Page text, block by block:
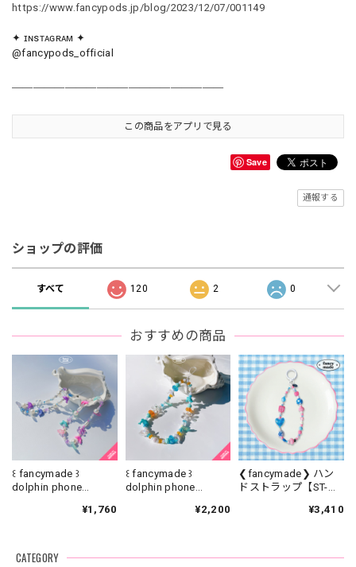
https://www.fancypods.jp/blog/2023/12/07/001149
✦ ɪɴsᴛᴀɢʀᴀᴍ ✦
@fancypods_official
この商品をアプリで見る
Save
通報する
ショップの評価
すべて 120 2 0
おすすめの商品
꒰ fancymade ꒱
dolphin phone
¥1,760
꒰ fancymade ꒱
dolphin phone
¥2,200
❮fancymade❯ ハン
ドストラップ【ST-
¥3,410
CATEGORY